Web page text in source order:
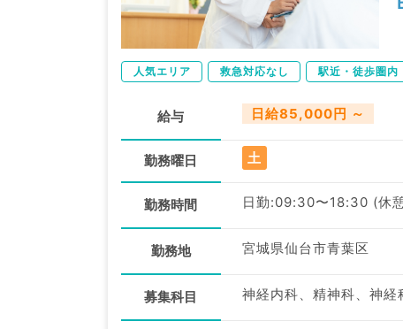
人気エリア 救急対応なし 駅近・徒歩圏内
給与 日給85,000円 ～
勤務曜日 土
勤務時間 日勤:09:30〜18:30 (休
勤務地 宮城県仙台市青葉区
募集科目